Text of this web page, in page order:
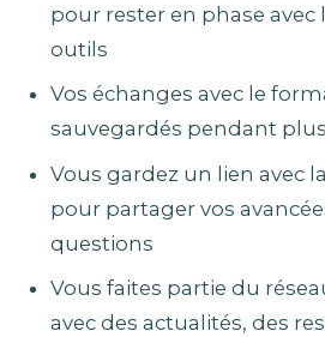
pour rester en phase avec
outils
Vos échanges avec le
sauvegardés pendant
Vous gardez un lien avec la
pour partager vos
questions
Vous faites partie du
avec des actualités, des